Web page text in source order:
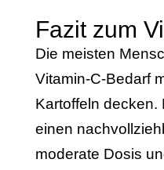
Fazit zum
Die meisten
Vitamin-C-Bedarf
Kartoffeln decken.
einen
moderate Dosis